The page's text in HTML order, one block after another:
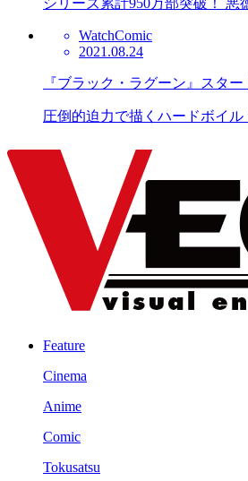
シリーズ累計950万部突破！
WatchComic
2021.08.24
『ブラック・ラグーン』スタ
圧倒的迫力で描くハードボイ
Feature
Cinema
Anime
Comic
Tokusatsu